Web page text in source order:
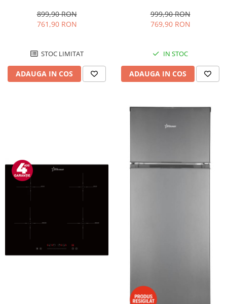
84.5 cm, Negru
899,90 RON
761,90 RON
STOC LIMITAT
ADAUGA IN COS
interioara, H 84.7 cm, Alb
999,90 RON
769,90 RON
IN STOC
ADAUGA IN COS